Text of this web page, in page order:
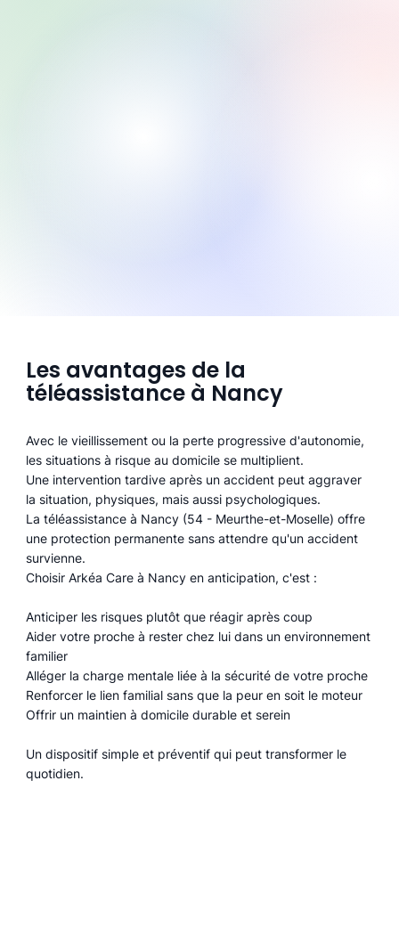
Les avantages de la
téléassistance à Nancy
Avec le vieillissement ou la perte progressive d'autonomie,
les situations à risque au domicile se multiplient.
Une intervention tardive après un accident peut aggraver
la situation, physiques, mais aussi psychologiques.
La téléassistance à Nancy (54 - Meurthe-et-Moselle) offre
une protection permanente sans attendre qu'un accident
survienne.
Choisir Arkéa Care à Nancy en anticipation, c'est :
Anticiper les risques plutôt que réagir après coup
Aider votre proche à rester chez lui dans un environnement
familier
Alléger la charge mentale liée à la sécurité de votre proche
Renforcer le lien familial sans que la peur en soit le moteur
Offrir un maintien à domicile durable et serein
Un dispositif simple et préventif qui peut transformer le
quotidien.